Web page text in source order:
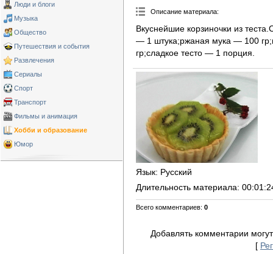
Люди и блоги
Музыка
Общество
Путешествия и события
Развлечения
Сериалы
Спорт
Транспорт
Фильмы и анимация
Хобби и образование
Юмор
Описание материала:
Вкуснейшие корзиночки из
— 1 штука;ржаная мука — 100
гр;сладкое тесто — 1 порция.
Язык: Русский
Длительность материала:
Всего комментариев: 0
Добавлять комментарии
[